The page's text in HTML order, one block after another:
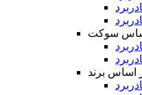
اساس برند